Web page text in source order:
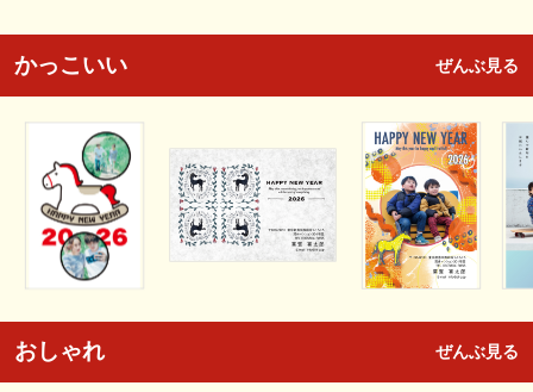
かっこいい ぜんぶ見る
おしゃれ ぜんぶ見る